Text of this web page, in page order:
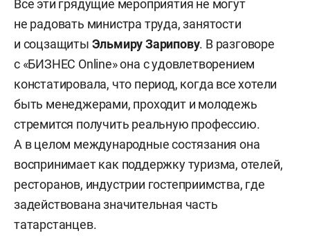
Все эти грядущие мероприятия не могут
не радовать министра труда, занятости
и соцзащиты Эльмиру Зарипову. В разговоре
с «БИЗНЕС Online» она с удовлетворением
констатировала, что период, когда все хотели
быть менеджерами, проходит и молодежь
стремится получить реальную профессию.
А в целом международные состязания она
воспринимает как поддержку туризма, отелей,
ресторанов, индустрии гостеприимства, где
задействована значительная часть
татарстанцев.